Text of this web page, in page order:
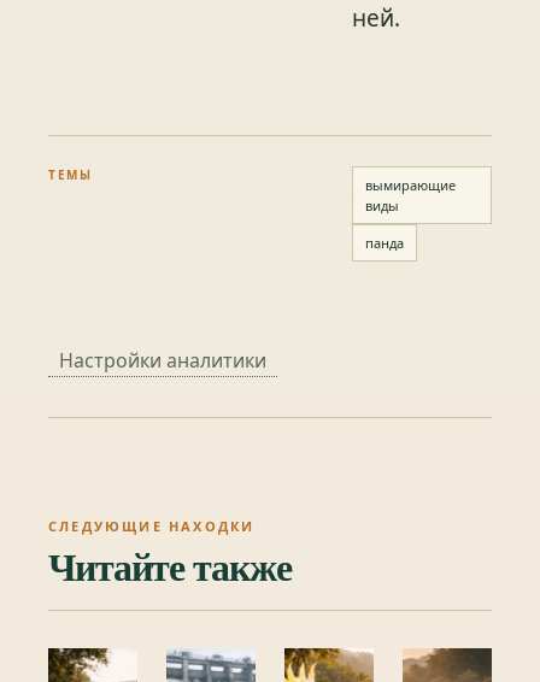
ней.
ТЕМЫ
вымирающие
виды
панда
Настройки аналитики
СЛЕДУЮЩИЕ НАХОДКИ
Читайте также